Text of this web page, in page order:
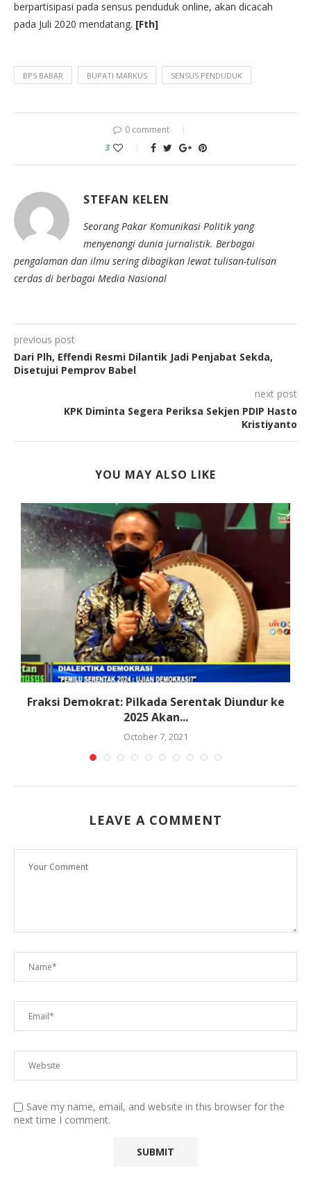
berpartisipasi pada sensus penduduk online, akan dicacah
pada Juli 2020 mendatang. [Fth]
BPS BABAR BUPATI MARKUS SENSUS PENDUDUK
0 comment
3
STEFAN KELEN
Seorang Pakar Komunikasi Politik yang
menyenangi dunia jurnalistik. Berbagai
pengalaman dan ilmu sering dibagikan lewat tulisan-tulisan
cerdas di berbagai Media Nasional
previous post
Dari Plh, Effendi Resmi Dilantik Jadi Penjabat Sekda,
Disetujui Pemprov Babel
next post
KPK Diminta Segera Periksa Sekjen PDIP Hasto
Kristiyanto
YOU MAY ALSO LIKE
Fraksi Demokrat: Pilkada Serentak Diundur ke
2025 Akan...
October 7, 2021
LEAVE A COMMENT
Save my name, email, and website in this browser for the
next time I comment.